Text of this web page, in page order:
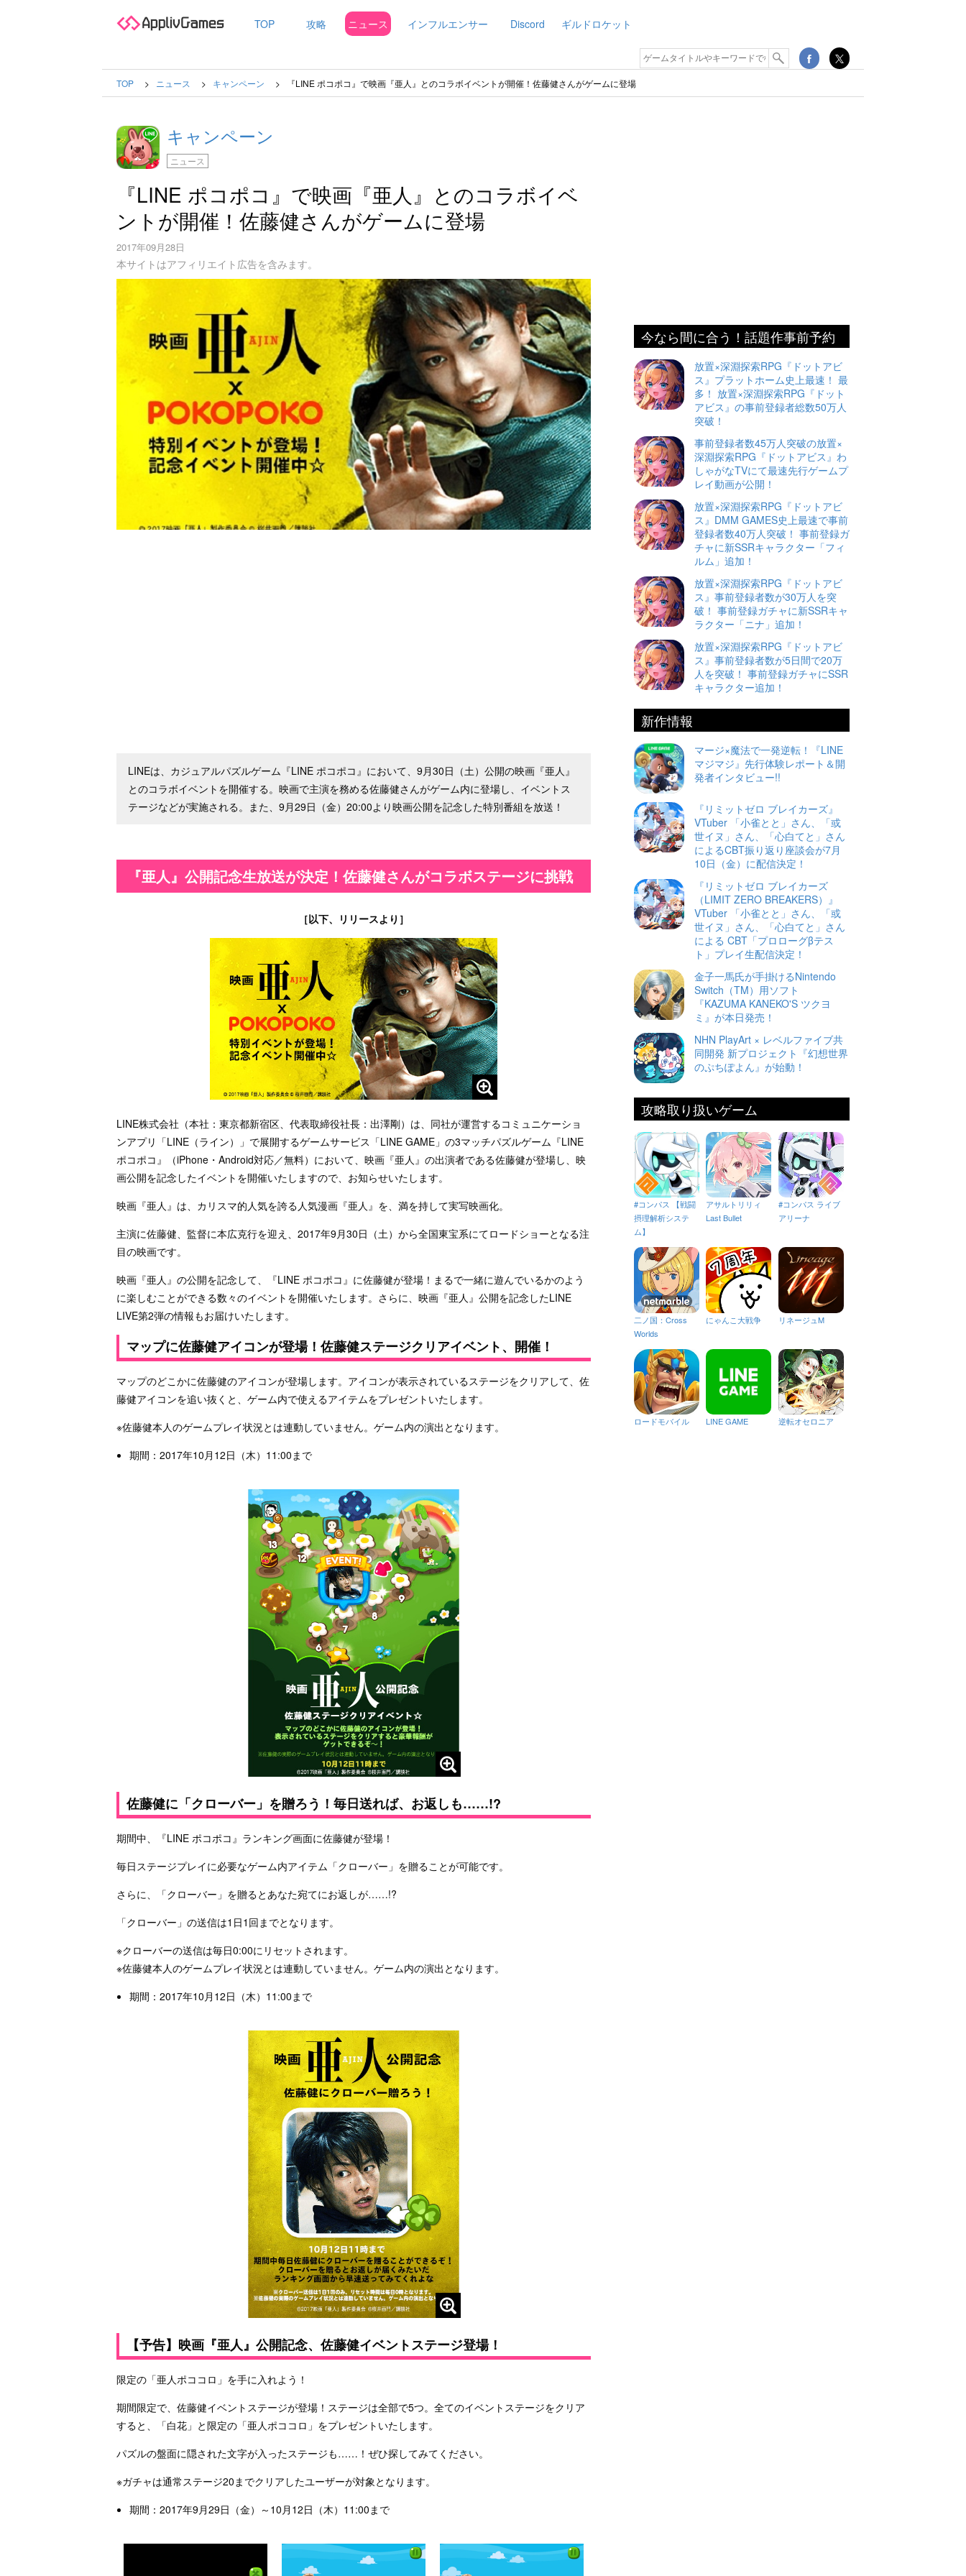
TOP 攻略 ニュース インフルエンサー Discord ギルドロケット
TOP ニュース キャンペーン 『LINE ポコポコ』で映画『亜人』とのコラボイベントが開催！佐藤健さんがゲームに登場
キャンペーン
ニュース
『LINE ポコポコ』で映画『亜人』とのコラボイベ
ントが開催！佐藤健さんがゲームに登場
2017年09月28日
本サイトはアフィリエイト広告を含みます。
LINEは、カジュアルパズルゲーム『LINE ポコポコ』において、9月30日（土）公開の映画『亜人』
とのコラボイベントを開催する。映画で主演を務める佐藤健さんがゲーム内に登場し、イベントス
テージなどが実施される。また、9月29日（金）20:00より映画公開を記念した特別番組を放送！
『亜人』公開記念生放送が決定！佐藤健さんがコラボステージに挑戦
［以下、リリースより］
LINE株式会社（本社：東京都新宿区、代表取締役社長：出澤剛）は、同社が運営するコミュニケーショ
ンアプリ「LINE（ライン）」で展開するゲームサービス「LINE GAME」の3マッチパズルゲーム『LINE
ポコポコ』（iPhone・Android対応／無料）において、映画『亜人』の出演者である佐藤健が登場し、映
画公開を記念したイベントを開催いたしますので、お知らせいたします。
映画『亜人』は、カリスマ的人気を誇る人気漫画『亜人』を、満を持して実写映画化。
主演に佐藤健、監督に本広克行を迎え、2017年9月30日（土）から全国東宝系にてロードショーとなる注
目の映画です。
映画『亜人』の公開を記念して、『LINE ポコポコ』に佐藤健が登場！まるで一緒に遊んでいるかのよう
に楽しむことができる数々のイベントを開催いたします。さらに、映画『亜人』公開を記念したLINE
LIVE第2弾の情報もお届けいたします。
マップに佐藤健アイコンが登場！佐藤健ステージクリアイベント、開催！
マップのどこかに佐藤健のアイコンが登場します。アイコンが表示されているステージをクリアして、佐
藤健アイコンを追い抜くと、ゲーム内で使えるアイテムをプレゼントいたします。
※佐藤健本人のゲームプレイ状況とは連動していません。ゲーム内の演出となります。
期間：2017年10月12日（木）11:00まで
佐藤健に「クローバー」を贈ろう！毎日送れば、お返しも……!?
期間中、『LINE ポコポコ』ランキング画面に佐藤健が登場！
毎日ステージプレイに必要なゲーム内アイテム「クローバー」を贈ることが可能です。
さらに、「クローバー」を贈るとあなた宛てにお返しが……!?
「クローバー」の送信は1日1回までとなります。
※クローバーの送信は毎日0:00にリセットされます。
※佐藤健本人のゲームプレイ状況とは連動していません。ゲーム内の演出となります。
期間：2017年10月12日（木）11:00まで
【予告】映画『亜人』公開記念、佐藤健イベントステージ登場！
限定の「亜人ポココロ」を手に入れよう！
期間限定で、佐藤健イベントステージが登場！ステージは全部で5つ。全てのイベントステージをクリア
すると、「白花」と限定の「亜人ポココロ」をプレゼントいたします。
パズルの盤面に隠された文字が入ったステージも……！ぜひ探してみてください。
※ガチャは通常ステージ20までクリアしたユーザーが対象となります。
期間：2017年9月29日（金）～10月12日（木）11:00まで
今なら間に合う！話題作事前予約
放置×深淵探索RPG『ドットアビ
ス』プラットホーム史上最速！ 最
多！ 放置×深淵探索RPG『ドット
アビス』の事前登録者総数50万人
突破！
事前登録者数45万人突破の放置×
深淵探索RPG『ドットアビス』わ
しゃがなTVにて最速先行ゲームプ
レイ動画が公開！
放置×深淵探索RPG『ドットアビ
ス』DMM GAMES史上最速で事前
登録者数40万人突破！ 事前登録ガ
チャに新SSRキャラクター「フィ
ルム」追加！
放置×深淵探索RPG『ドットアビ
ス』事前登録者数が30万人を突
破！ 事前登録ガチャに新SSRキャ
ラクター「ニナ」追加！
放置×深淵探索RPG『ドットアビ
ス』事前登録者数が5日間で20万
人を突破！ 事前登録ガチャにSSR
キャラクター追加！
新作情報
マージ×魔法で一発逆転！『LINE
マジマジ』先行体験レポート＆開
発者インタビュー!!
『リミットゼロ ブレイカーズ』
VTuber 「小雀とと」さん、「或
世イヌ」さん、「心白てと」さん
によるCBT振り返り座談会が7月
10日（金）に配信決定！
『リミットゼロ ブレイカーズ
（LIMIT ZERO BREAKERS）』
VTuber 「小雀とと」さん、「或
世イヌ」さん、「心白てと」さん
による CBT「プロローグβテス
ト」プレイ生配信決定！
金子一馬氏が手掛けるNintendo
Switch（TM）用ソフト
『KAZUMA KANEKO'S ツクヨ
ミ』が本日発売！
NHN PlayArt × レベルファイブ共
同開発 新プロジェクト『幻想世界
のぷちぽよん』が始動！
攻略取り扱いゲーム
#コンパス 【戦闘
摂理解析システ
ム】
アサルトリリィ
Last Bullet
#コンパス ライブ
アリーナ
二ノ国：Cross
Worlds
にゃんこ大戦争 リネージュM
ロードモバイル LINE GAME 逆転オセロニア